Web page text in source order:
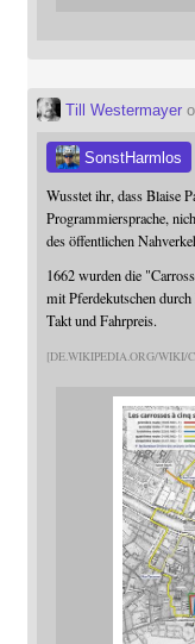
Till Westermayer
SonstHarmlos
Wusstet ihr, dass Blaise
Programmiersprache,
des öffentlichen
1662 wurden die
mit Pferdekutschen
Takt und Fahrpreis.
DE.WIKIPEDIA.ORG/WIKI/